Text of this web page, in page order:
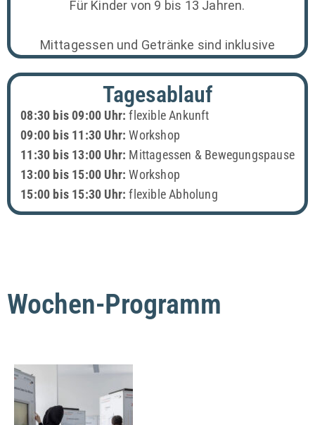
Für Kinder von 9 bis 13 Jahren.
Mittagessen und Getränke sind inklusive
Tagesablauf
08:30 bis 09:00 Uhr: flexible Ankunft
09:00 bis 11:30 Uhr: Workshop
11:30 bis 13:00 Uhr: Mittagessen & Bewegungspause
13:00 bis 15:00 Uhr: Workshop
15:00 bis 15:30 Uhr: flexible Abholung
Wochen-Programm